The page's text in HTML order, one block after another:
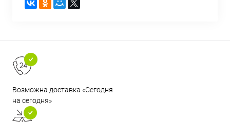
Возможна доставка «Сегодня
на сегодня»